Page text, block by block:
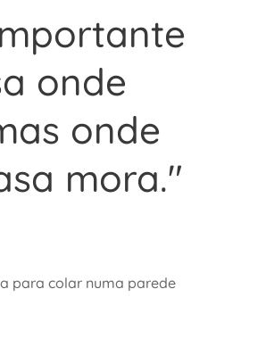
onde
onde
mora."
para colar numa parede